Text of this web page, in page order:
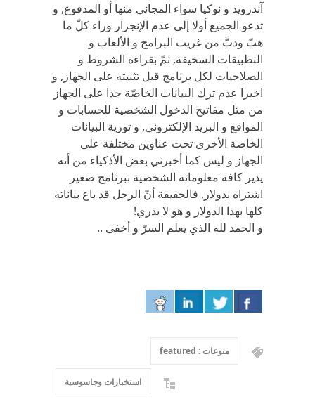
آندرويد و نوكيا سواء المجاني منها أو المدفوع, و
تدعو الجميع أولا إلى عدم الإنجرار وراء كلّ ما
هبّ ودبَّ من غريب البرامج و الألعاب و
التطبيقات السخيفة, ثمّ بقراءة الشروط و
الصلاحيات لكل برنامج قبل تثبيته على الجهاز, و
اخيرا عدم ترك البيانات الخاصّة جدا على الجهاز
من مثل مفاتيح الدخول الشخصية للحسابات و
المواقع و البريد الإلكتروني, و تورية البيانات
الخاصة الأخرى تحت عناوين مختلفة على
الجهاز و ليس كما أخبرني بعض الأذكياء من أنه
يدير كافة معلوماته الشخصية ببرنامج صغير
اشتراه بدولار, فالحقيقة أنّ الرجل قد باع بياناته
كلها بهذا الدولار و هو لا يدري!
و الحمد لله الذي يعلم السرّ و أخفى ..
منوعات : featured
استخبارات وجاسوسية